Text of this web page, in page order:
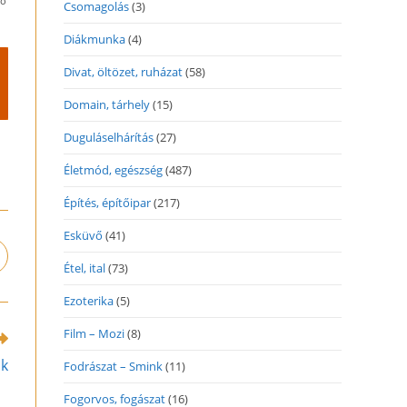
Csomagolás(3)
Diákmunka(4)
Divat, öltözet, ruházat(58)
Domain, tárhely(15)
Duguláselhárítás(27)
Életmód, egészség(487)
Építés, építőipar(217)
Esküvő (41)
Étel, ital(73)
Ezoterika(5)
Film – Mozi(8)
Fodrászat – Smink(11)
Fogorvos, fogászat(16)